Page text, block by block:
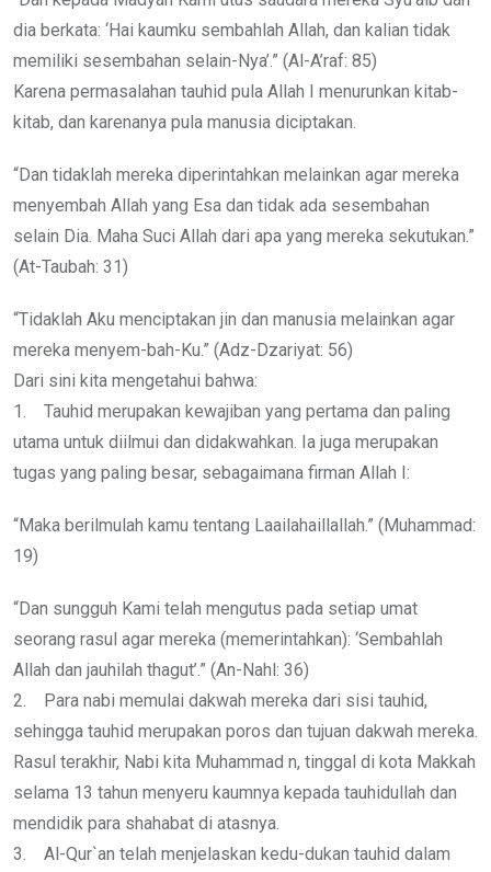
dia berkata: ‘Hai kaumku sembahlah Allah, dan kalian tidak
memiliki sesembahan selain-Nya’.” (Al-A’raf: 85)
Karena permasalahan tauhid pula Allah I menurunkan kitab-
kitab, dan karenanya pula manusia diciptakan.
“Dan tidaklah mereka diperintahkan melainkan agar mereka
menyembah Allah yang Esa dan tidak ada sesembahan
selain Dia. Maha Suci Allah dari apa yang mereka sekutukan.”
(At-Taubah: 31)
“Tidaklah Aku menciptakan jin dan manusia melainkan agar
mereka menyem-bah-Ku.” (Adz-Dzariyat: 56)
Dari sini kita mengetahui bahwa:
1. Tauhid merupakan kewajiban yang pertama dan paling
utama untuk diilmui dan didakwahkan. Ia juga merupakan
tugas yang paling besar, sebagaimana firman Allah I:
“Maka berilmulah kamu tentang Laailahaillallah.” (Muhammad:
19)
“Dan sungguh Kami telah mengutus pada setiap umat
seorang rasul agar mereka (memerintahkan): ‘Sembahlah
Allah dan jauhilah thagut’.” (An-Nahl: 36)
2. Para nabi memulai dakwah mereka dari sisi tauhid,
sehingga tauhid merupakan poros dan tujuan dakwah mereka.
Rasul terakhir, Nabi kita Muhammad n, tinggal di kota Makkah
selama 13 tahun menyeru kaumnya kepada tauhidullah dan
mendidik para shahabat di atasnya.
3. Al-Qur`an telah menjelaskan kedu-dukan tauhid dalam